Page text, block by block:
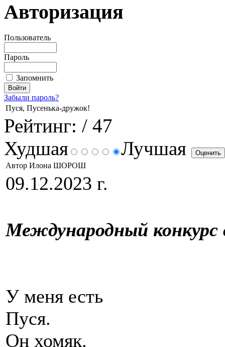
Авторизация
Пользователь
Пароль
Запомнить
Забыли пароль?
Пуся, Пусенька-дружок!
Рейтинг: / 47
Худшая
Лучшая
Автор Илона ШОРОШ
09.12.2023 г.
Международный
У меня есть
Он хомяк.